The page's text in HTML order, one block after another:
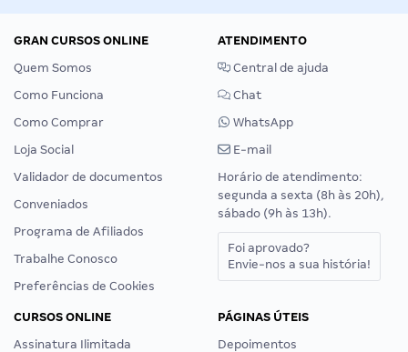
GRAN CURSOS ONLINE
Quem Somos
Como Funciona
Como Comprar
Loja Social
Validador de documentos
Conveniados
Programa de Afiliados
Trabalhe Conosco
Preferências de Cookies
ATENDIMENTO
Central de ajuda
Chat
WhatsApp
E-mail
Horário de atendimento:
segunda a sexta (8h às 20h),
sábado (9h às 13h).
Foi aprovado?
Envie-nos a sua história!
CURSOS ONLINE
Assinatura Ilimitada
PÁGINAS ÚTEIS
Depoimentos